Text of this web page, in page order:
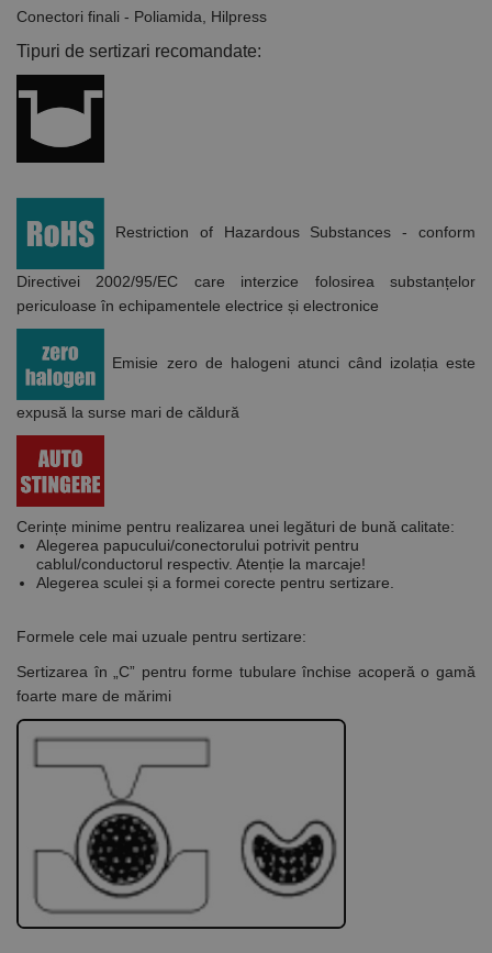
Conectori finali - Poliamida, Hilpress
Tipuri de sertizari recomandate:
Restriction of Hazardous Substances - conform
Directivei 2002/95/EC care interzice folosirea substanțelor
periculoase în echipamentele electrice și electronice
Emisie zero de halogeni atunci când izolația este
expusă la surse mari de căldură
Cerințe minime pentru realizarea unei legături de bună calitate:
Alegerea papucului/conectorului potrivit pentru
cablul/conductorul respectiv. Atenție la marcaje!
Alegerea sculei și a formei corecte pentru sertizare.
Formele cele mai uzuale pentru sertizare:
Sertizarea în „C” pentru forme tubulare închise acoperă o gamă
foarte mare de mărimi